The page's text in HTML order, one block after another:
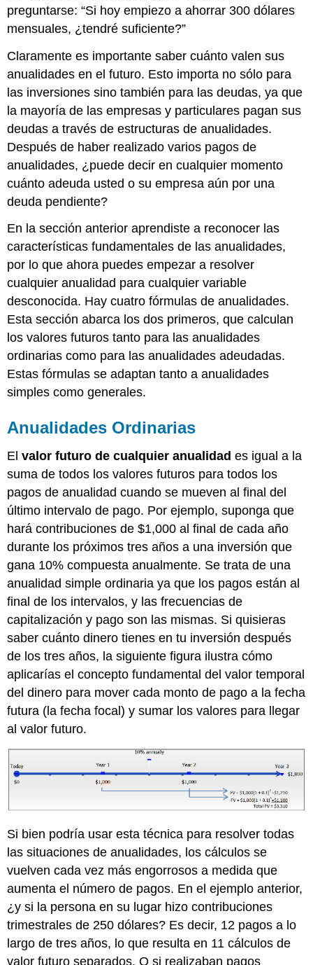
preguntarse: “Si hoy empiezo a ahorrar 300 dólares
mensuales, ¿tendré suficiente?”
Claramente es importante saber cuánto valen sus
anualidades en el futuro. Esto importa no sólo para
las inversiones sino también para las deudas, ya que
la mayoría de las empresas y particulares pagan sus
deudas a través de estructuras de anualidades.
Después de haber realizado varios pagos de
anualidades, ¿puede decir en cualquier momento
cuánto adeuda usted o su empresa aún por una
deuda pendiente?
En la sección anterior aprendiste a reconocer las
características fundamentales de las anualidades,
por lo que ahora puedes empezar a resolver
cualquier anualidad para cualquier variable
desconocida. Hay cuatro fórmulas de anualidades.
Esta sección abarca los dos primeros, que calculan
los valores futuros tanto para las anualidades
ordinarias como para las anualidades adeudadas.
Estas fórmulas se adaptan tanto a anualidades
simples como generales.
Anualidades Ordinarias
Elvalor futuro de cualquier anualidad es igual a la
suma de todos los valores futuros para todos los
pagos de anualidad cuando se mueven al final del
último intervalo de pago. Por ejemplo, suponga que
hará contribuciones de $1,000 al final de cada año
durante los próximos tres años a una inversión que
gana 10% compuesta anualmente. Se trata de una
anualidad simple ordinaria ya que los pagos están al
final de los intervalos, y las frecuencias de
capitalización y pago son las mismas. Si quisieras
saber cuánto dinero tienes en tu inversión después
de los tres años, la siguiente figura ilustra cómo
aplicarías el concepto fundamental del valor temporal
del dinero para mover cada monto de pago a la fecha
futura (la fecha focal) y sumar los valores para llegar
al valor futuro.
Si bien podría usar esta técnica para resolver todas
las situaciones de anualidades, los cálculos se
vuelven cada vez más engorrosos a medida que
aumenta el número de pagos. En el ejemplo anterior,
¿y si la persona en su lugar hizo contribuciones
trimestrales de 250 dólares? Es decir, 12 pagos a lo
largo de tres años, lo que resulta en 11 cálculos de
valor futuro separados. O si realizaban pagos